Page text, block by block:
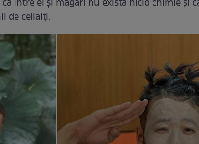
între el și măgari nu există nicio chimie și
de ceilalți.